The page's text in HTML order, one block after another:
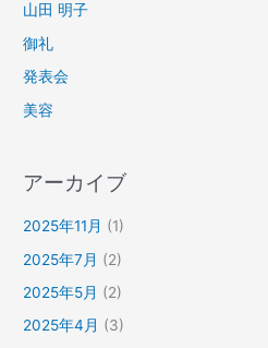
山田 明子
御礼
発表会
美容
アーカイブ
2025年11月 (1)
2025年7月 (2)
2025年5月 (2)
2025年4月 (3)